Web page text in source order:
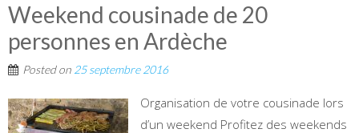
Weekend cousinade de 20
personnes en Ardèche
Posted on 25 septembre 2016
Organisation de votre cousinade lors
d’un weekend Profitez des weekends